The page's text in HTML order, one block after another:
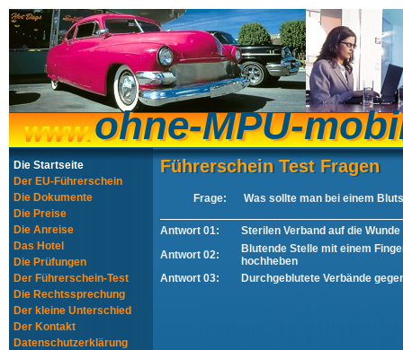
ohne-MPU-
ohne-MPU-
Die Startseite
Der EU-Führerschein
Die Dokumente
Die Preise
Die Anreise
Das Hotel
Die Prüfungen
Der Führerschein-Test
Die Rechtssprechung
Der kleine Unterschied
Der Kontakt
Datenschutzerklärung
Führerschein Test Fragen
Führerschein Test Fragen
Frage: Was sollte man bei einem
Antwort 01:
Sterilen Verband auf die
Antwort 02:
Blutende Stelle mit einem
hochheben
Antwort 03:
Durchgeblutete Verbände